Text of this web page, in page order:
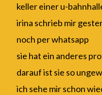
keller einer u-
irina schrieb mir
noch per whatsapp
sie hat ein anderes
darauf ist sie so
ich sehe mir schon